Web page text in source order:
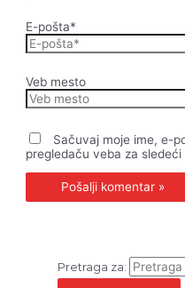
E-pošta*
Veb mesto
Sačuvaj moje ime, e-
pregledaču veba za
Pretraga za: